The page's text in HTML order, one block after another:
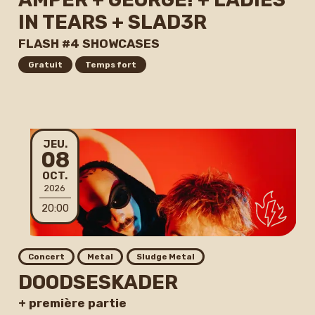
IN TEARS + SLAD3R
FLASH #4 SHOWCASES
Gratuit Temps fort
JEUDI
JEU.
08
OCTOBRE
OCT.
2026
20:00
Concert Metal Sludge Metal
DOODSESKADER
+ première partie